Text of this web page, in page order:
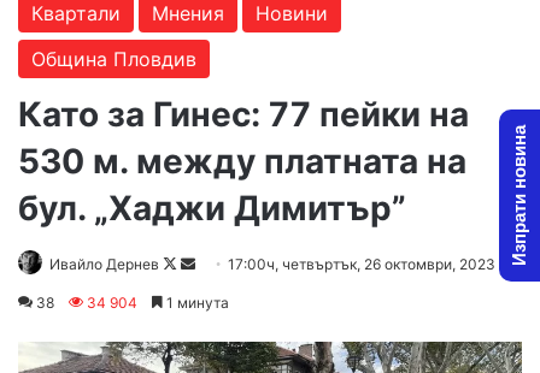
Квартали
Мнения
Новини
Община Пловдив
Като за Гинес: 77 пейки на
530 м. между платната на
бул. „Хаджи Димитър”
Ивайло Дернев
Follow
Send17:00ч, четвъртък, 26 октомври, 2023
38 34 904 1 минута
Изпрати новина